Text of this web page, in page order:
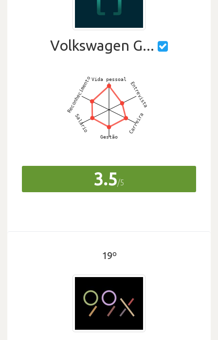
Volkswagen G...
3.5/5
19º